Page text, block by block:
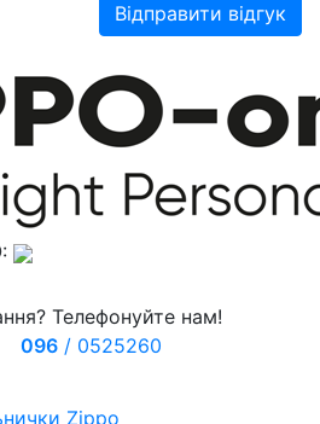
Відправити відгук
Телефонуйте нам!
096 / 0525260
Zippo